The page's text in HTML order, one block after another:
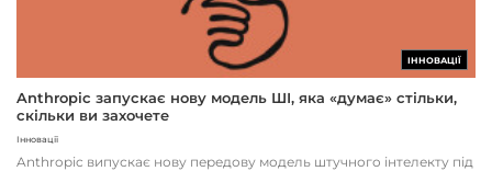
ІННОВАЦІЇ
Anthropic запускає нову модель ШІ, яка «думає» стільки,
скільки ви захочете
Інновації
Anthropic випускає нову передову модель штучного інтелекту під